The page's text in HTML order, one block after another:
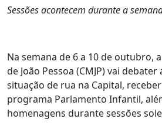
Sessões acontecem durante a
Na semana de 6 a 10 de outubro,
de João Pessoa (CMJP) vai
situação de rua na Capital,
programa Parlamento Infantil,
homenagens durante sessões